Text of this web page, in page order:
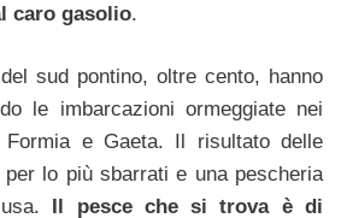
caro gasolio.
sud pontino, oltre cento, hanno
le imbarcazioni ormeggiate nei
Formia e Gaeta. Il risultato delle
lo più sbarrati e una pescheria
Il pesce che si trova è di